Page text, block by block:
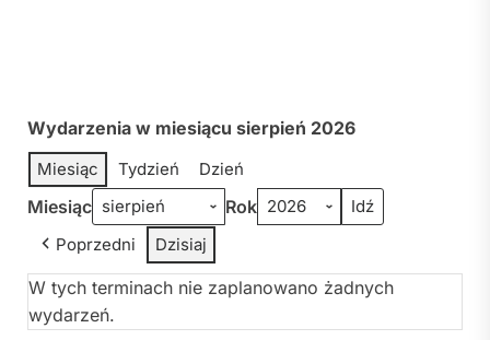
Wydarzenia w miesiącu sierpień 2026
Miesiąc Tydzień Dzień
Miesiąc Rok
Poprzedni Dzisiaj
W tych terminach nie zaplanowano żadnych
wydarzeń.